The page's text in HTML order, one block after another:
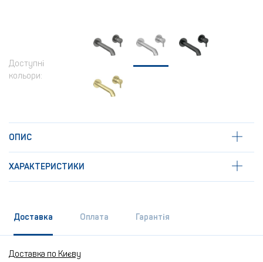
Доступні
кольори:
ОПИС
ХАРАКТЕРИСТИКИ
Доставка Оплата Гарантія
Доставка по Києву